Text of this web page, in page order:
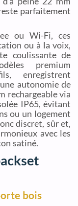
parfaitement
ou Wi-Fi, ces
ou à la voix,
coulissante de
premium
enregistrent
autonomie de
rechargeable via
IP65, évitant
ou un logement
discret, sûr et,
avec les
satiné.
bois